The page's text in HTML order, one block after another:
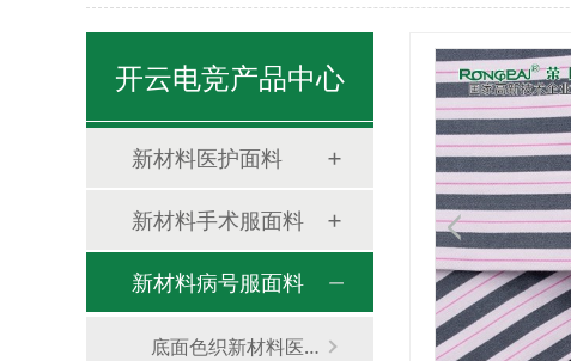
开云电竞产品中心
新材料医护面料
新材料手术服面料
新材料病号服面料
底面色织新材料医用面料